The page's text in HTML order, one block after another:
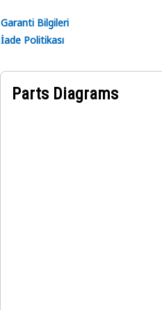
Garanti Bilgileri
İade Politikası
Parts Diagrams